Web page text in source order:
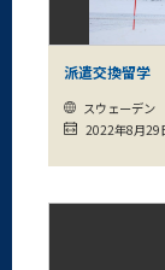
派遣交換留
スウェーデン
2022年8月29